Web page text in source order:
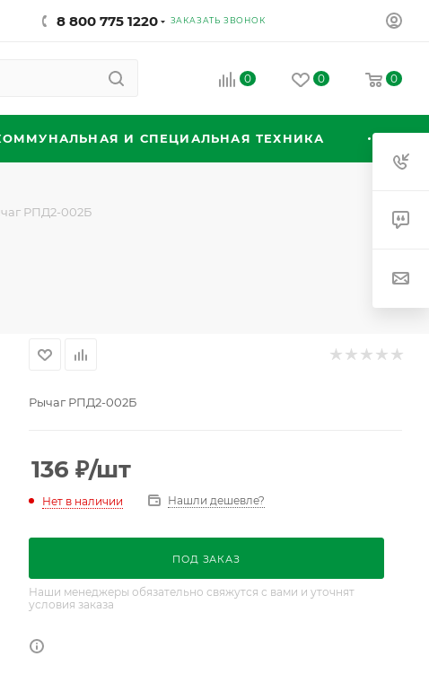
8 800 775 1220 ЗАКАЗАТЬ ЗВОНОК
0 0 0
И СПЕЦИАЛЬНАЯ ТЕХНИКА
РПД2-002Б
Рычаг РПД2-002Б
136 ₽/шт
Нет в наличии Нашли дешевле?
ПОД ЗАКАЗ
Наши менеджеры обязательно свяжутся с вами и уточнят
условия заказа